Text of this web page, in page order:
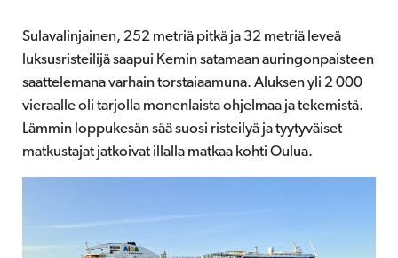
Sulavalinjainen, 252 metriä pitkä ja 32 metriä leveä
luksusristeilijä saapui Kemin satamaan auringonpaisteen
saattelemana varhain torstaiaamuna. Aluksen yli 2 000
vieraalle oli tarjolla monenlaista ohjelmaa ja tekemistä.
Lämmin loppukesän sää suosi risteilyä ja tyytyväiset
matkustajat jatkoivat illalla matkaa kohti Oulua.